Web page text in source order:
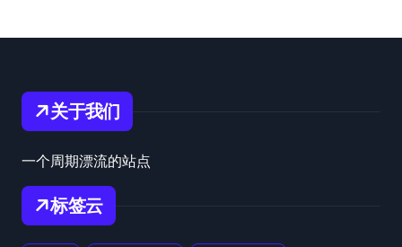
关于我们
一个周期漂流的站点
标签云